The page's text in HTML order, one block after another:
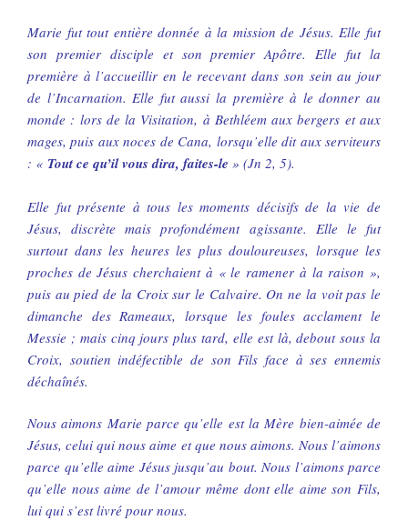
Marie fut tout entière donnée à la mission de Jésus. Elle fut
son premier disciple et son premier Apôtre. Elle fut la
première à l’accueillir en le recevant dans son sein au jour
de l’Incarnation. Elle fut aussi la première à le donner au
monde : lors de la Visitation, à Bethléem aux bergers et aux
mages, puis aux noces de Cana, lorsqu’elle dit aux serviteurs
: « Tout ce qu’il vous dira, faites-le » (Jn 2, 5).
Elle fut présente à tous les moments décisifs de la vie de
Jésus, discrète mais profondément agissante. Elle le fut
surtout dans les heures les plus douloureuses, lorsque les
proches de Jésus cherchaient à « le ramener à la raison »,
puis au pied de la Croix sur le Calvaire. On ne la voit pas le
dimanche des Rameaux, lorsque les foules acclament le
Messie ; mais cinq jours plus tard, elle est là, debout sous la
Croix, soutien indéfectible de son Fils face à ses ennemis
déchaînés.
Nous aimons Marie parce qu’elle est la Mère bien-aimée de
Jésus, celui qui nous aime et que nous aimons. Nous l’aimons
parce qu’elle aime Jésus jusqu’au bout. Nous l’aimons parce
qu’elle nous aime de l’amour même dont elle aime son Fils,
lui qui s’est livré pour nous.